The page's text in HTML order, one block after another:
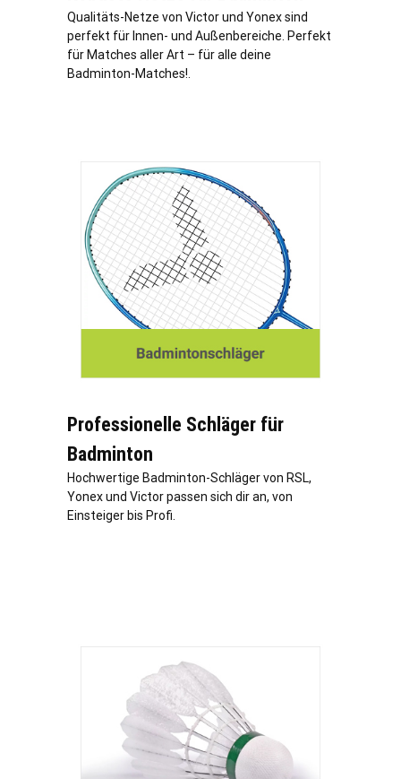
Qualitäts-Netze von Victor und Yonex sind
perfekt für Innen- und Außenbereiche. Perfekt
für Matches aller Art – für alle deine
Badminton-Matches!.
Professionelle Schläger für
Badminton
Hochwertige Badminton-Schläger von RSL,
Yonex und Victor passen sich dir an, von
Einsteiger bis Profi.